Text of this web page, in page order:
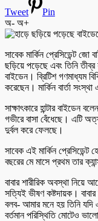
Tweet
Pin
অ- অ+
সাবেক মার্কিন প্রেসিডেন্ট জো
ছড়িয়ে পড়েছে এবং তিনি তীব্র
বাইডেন। ব্রিটিশ গণমাধ্যম
করেছেন। মার্কিন বার্তা
সাক্ষাৎকারে হান্টার বাইডেন
গভীরে বাসা বেঁধেছে। এটি
দুর্বল করে ফেলছে।
সাবেক এই মার্কিন
বছরের মে মাসে প্রথম তার
বাবার শারীরিক অবস্থা নিয়ে
সত্যিই ভীষণ কষ্টদায়ক।
বলব- আমার মনে হয় তিনি
বর্তমান পরিস্থিতি মোটেও